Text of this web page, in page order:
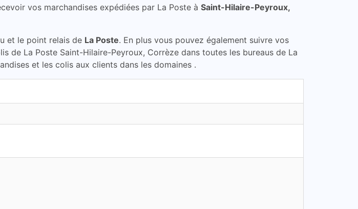
vos marchandises expédiées par La Poste à Saint-Hilaire-Peyroux,
et le point relais de La Poste. En plus vous pouvez également suivre vos
de La Poste Saint-Hilaire-Peyroux, Corrèze dans toutes les bureaus de La
et les colis aux clients dans les domaines .